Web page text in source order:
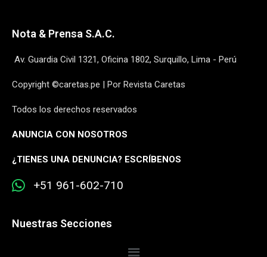
Nota & Prensa S.A.C.
Av. Guardia Civil 1321, Oficina 1802, Surquillo, Lima - Perú
Copyright ©caretas.pe | Por Revista Caretas
Todos los derechos reservados
ANUNCIA CON NOSOTROS
¿TIENES UNA DENUNCIA? ESCRÍBENOS
+51 961-602-710
Nuestras Secciones